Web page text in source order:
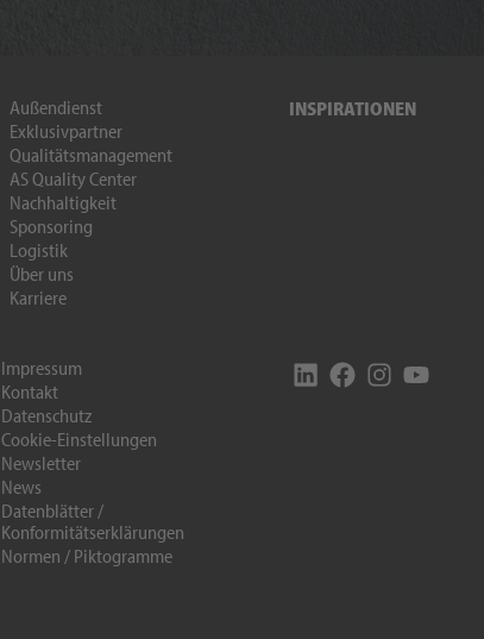
Außendienst
Exklusivpartner
Qualitätsmanagement
AS Quality Center
Nachhaltigkeit
Sponsoring
Logistik
Über uns
Karriere
INSPIRATIONEN
Impressum
Kontakt
Datenschutz
Cookie-Einstellungen
Newsletter
News
Datenblätter /
Konformitätserklärungen
Normen / Piktogramme